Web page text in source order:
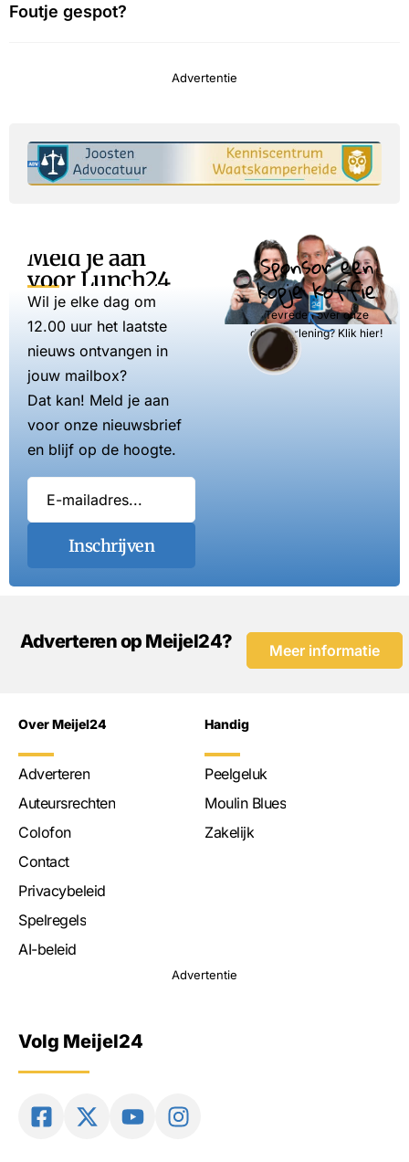
Foutje gespot?
Advertentie
Meld je aan
voor Lunch24
Wil je elke dag om
12.00 uur het laatste
nieuws ontvangen in
jouw mailbox?
Dat kan! Meld je aan
voor onze nieuwsbrief
en blijf op de hoogte.
Inschrijven
Sponsor een
kopje koffie
Tevreden over onze
dienstverlening? Klik hier!
Adverteren op Meijel24? Meer informatie
Over Meijel24
Adverteren
Auteursrechten
Colofon
Contact
Privacybeleid
Spelregels
AI-beleid
Handig
Peelgeluk
Moulin Blues
Zakelijk
Advertentie
Volg Meijel24